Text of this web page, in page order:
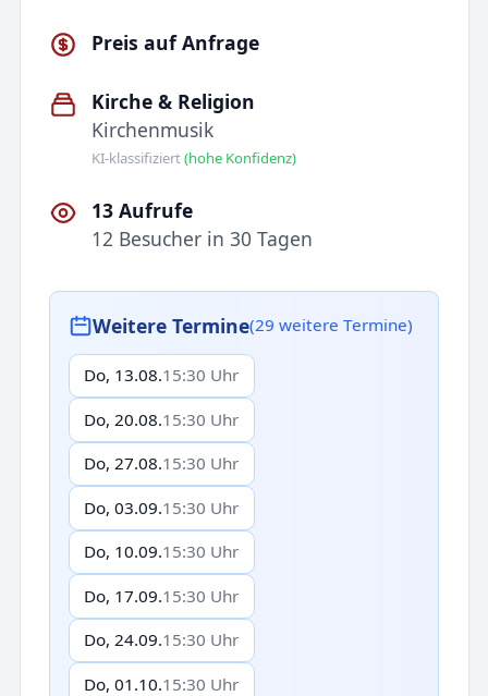
Preis auf Anfrage
Kirche & Religion
Kirchenmusik
KI-klassifiziert(hohe Konfidenz)
13 Aufrufe
12 Besucher in 30 Tagen
Weitere Termine(29 weitere Termine)
Do, 13.08.15:30 Uhr
Do, 20.08.15:30 Uhr
Do, 27.08.15:30 Uhr
Do, 03.09.15:30 Uhr
Do, 10.09.15:30 Uhr
Do, 17.09.15:30 Uhr
Do, 24.09.15:30 Uhr
Do, 01.10.15:30 Uhr